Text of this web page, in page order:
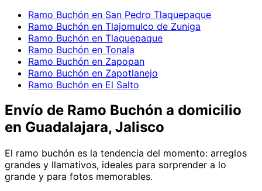
Ramo Buchón en San Pedro Tlaquepaque
Ramo Buchón en Tlajomulco de Zuniga
Ramo Buchón en Tlaquepaque
Ramo Buchón en Tonala
Ramo Buchón en Zapopan
Ramo Buchón en Zapotlanejo
Ramo Buchón en El Salto
Envío de Ramo Buchón a domicilio
en Guadalajara, Jalisco
El ramo buchón es la tendencia del momento: arreglos
grandes y llamativos, ideales para sorprender a lo
grande y para fotos memorables.